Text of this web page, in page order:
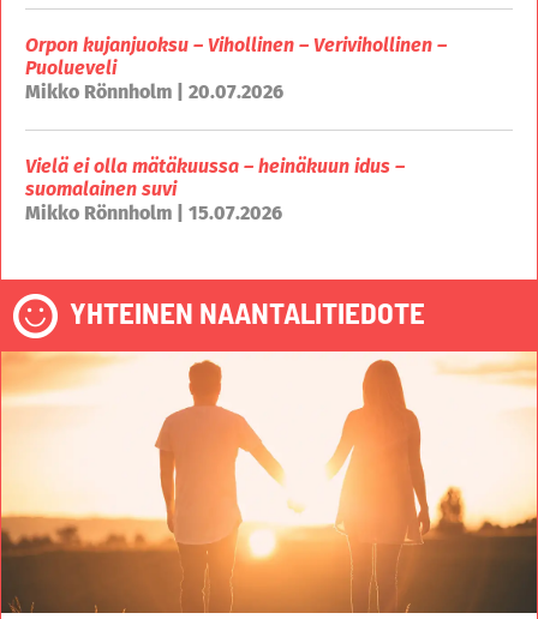
Orpon kujanjuoksu – Vihollinen – Verivihollinen –
Puolueveli
Mikko Rönnholm | 20.07.2026
Vielä ei olla mätäkuussa – heinäkuun idus –
suomalainen suvi
Mikko Rönnholm | 15.07.2026
YHTEINEN NAANTALITIEDOTE